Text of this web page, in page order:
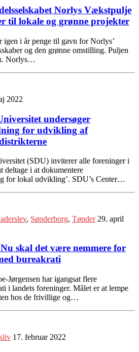
Norlys Vækstpulje
til lokale og grønne projekter
i år penge til gavn for Norlys’
og den grønne omstilling. Puljen
Norlys…
2022
undersøger
for udvikling af
(SDU) inviterer alle foreninger i
deltage i at dokumentere
for lokal udvikling’. SDU’s Center…
, Sønderborg, Tønder 29. april
skal det være nemmere for
bureakrati
Jørgensen har igangsat flere
i landets foreninger. Målet er at lempe
hos de frivillige og…
17. februar 2022